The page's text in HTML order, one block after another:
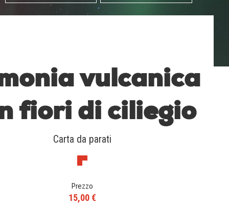
vulcanica
fiori di ciliegio
Carta da parati
Prezzo
15,00 €